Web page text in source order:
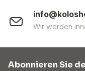
Wir werden
Abonnieren Sie